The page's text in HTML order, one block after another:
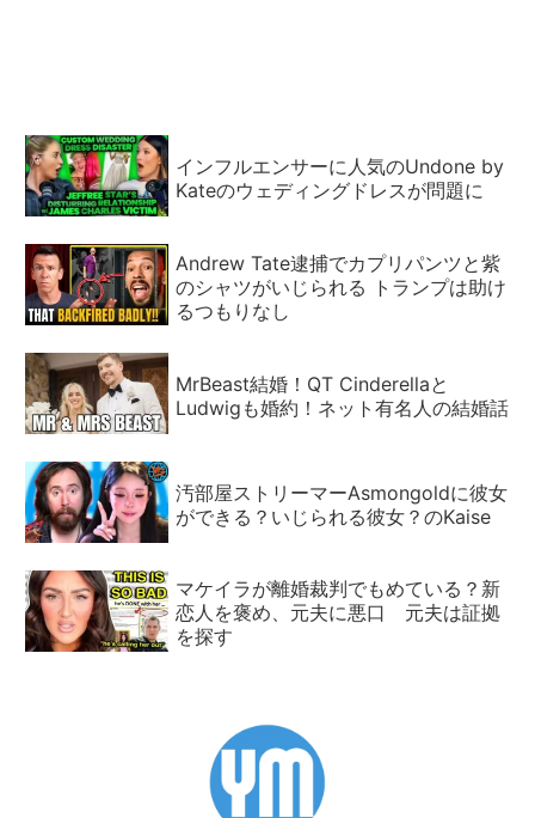
インフルエンサーに人気のUndone by
Kateのウェディングドレスが問題に
Andrew Tate逮捕でカプリパンツと紫
のシャツがいじられる トランプは助け
るつもりなし
MrBeast結婚！QT Cinderellaと
Ludwigも婚約！ネット有名人の結婚話
汚部屋ストリーマーAsmongoldに彼女
ができる？いじられる彼女？のKaise
マケイラが離婚裁判でもめている？新
恋人を褒め、元夫に悪口 元夫は証拠
を探す